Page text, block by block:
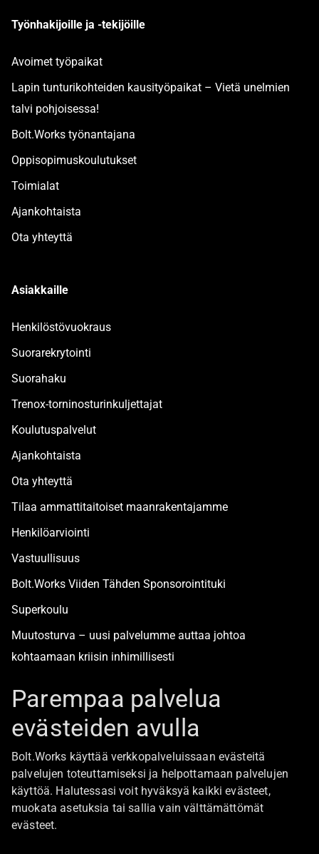
Työnhakijoille ja -tekijöille
Avoimet työpaikat
Lapin tunturikohteiden kausityöpaikat – Vietä unelmien
talvi pohjoisessa!
Bolt.Works työnantajana
Oppisopimuskoulutukset
Toimialat
Ajankohtaista
Ota yhteyttä
Asiakkaille
Henkilöstövuokraus
Suorarekrytointi
Suorahaku
Trenox-torninosturinkuljettajat
Koulutuspalvelut
Ajankohtaista
Ota yhteyttä
Tilaa ammattitaitoiset maanrakentajamme
Henkilöarviointi
Vastuullisuus
Bolt.Works Viiden Tähden Sponsorointituki
Superkoulu
Muutosturva – uusi palvelumme auttaa johtoa
kohtaamaan kriisin inhimillisesti
Boltista
Töihin Bolt.Worksin toimistolle
Ajankohtaista
Ota yhteyttä
Parempaa palvelua
evästeiden avulla
Bolt.Works käyttää verkkopalveluissaan evästeitä
palvelujen toteuttamiseksi ja helpottamaan palvelujen
käyttöä. Halutessasi voit hyväksyä kaikki evästeet,
muokata asetuksia tai sallia vain välttämättömät
evästeet.